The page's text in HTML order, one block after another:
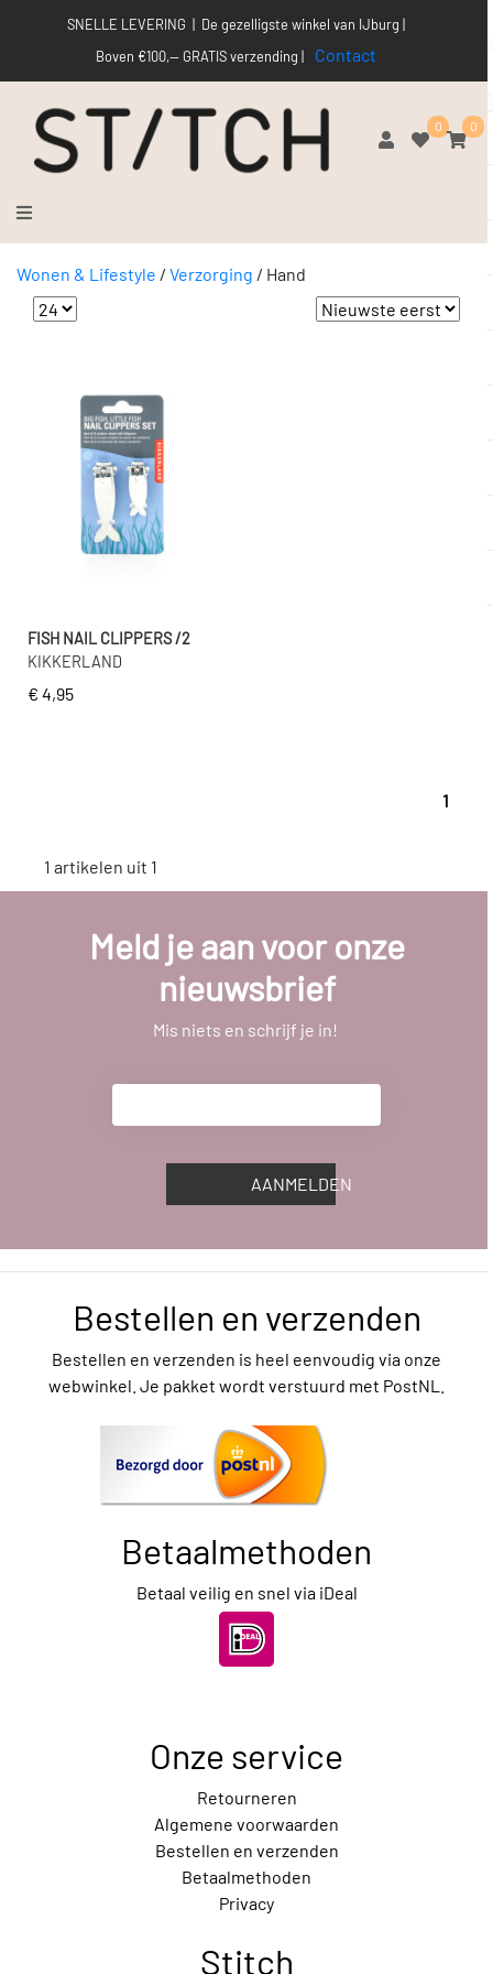
SNELLE LEVERING | De gezelligste winkel van IJburg |
Boven €100,-- GRATIS verzending |
Contact
0 0
Wonen & Lifestyle / Verzorging / Hand
FISH NAIL CLIPPERS /2
KIKKERLAND
€ 4,95
1
1 artikelen uit 1
Meld je aan voor onze
nieuwsbrief
Mis niets en schrijf je in!
AANMELDEN
Bestellen en verzenden
Bestellen en verzenden is heel eenvoudig via onze
webwinkel. Je pakket wordt verstuurd met PostNL.
Betaalmethoden
Betaal veilig en snel via iDeal
Onze service
Retourneren
Algemene voorwaarden
Bestellen en verzenden
Betaalmethoden
Privacy
Stitch